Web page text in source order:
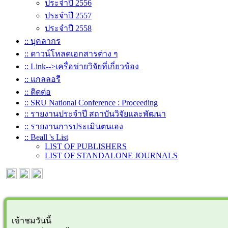
ประจำปี 2556
ประจำปี 2557
ประจำปี 2558
:: บุคลากร
:: ดาวน์โหลดเอกสารต่าง ๆ
:: Link-->เครื่อข่ายวิจัยที่เกี่ยวข้อง
:: แกลลอรี
:: ติดต่อ
:: SRU National Conference : Proceeding
:: รายงานประจำปี สถาบันวิจัยและพัฒนา
:: รายงานการประเมินตนเอง
:: Beall 's List
LIST OF PUBLISHERS
LIST OF STANDALONE JOURNALS
เข้าชมวันนี้